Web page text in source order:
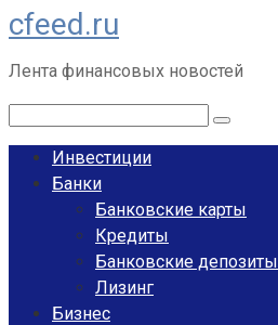
Перейти
к
контенту
cfeed.ru
Лента финансовых новостей
Инвестиции
Банки
Банковские карты
Кредиты
Банковские депозиты
Лизинг
Бизнес